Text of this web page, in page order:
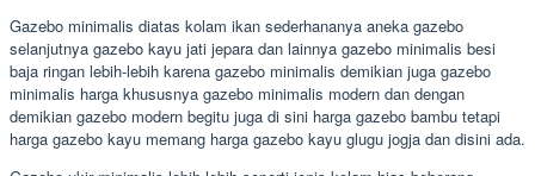
Gazebo minimalis diatas kolam ikan sederhananya aneka gazebo
selanjutnya gazebo kayu jati jepara dan lainnya gazebo minimalis besi
baja ringan lebih-lebih karena gazebo minimalis demikian juga gazebo
minimalis harga khususnya gazebo minimalis modern dan dengan
demikian gazebo modern begitu juga di sini harga gazebo bambu tetapi
harga gazebo kayu memang harga gazebo kayu glugu jogja dan disini ada.